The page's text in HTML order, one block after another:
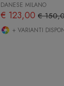
DANESE MILANO
€ 123,00 €
+ VARIANTI